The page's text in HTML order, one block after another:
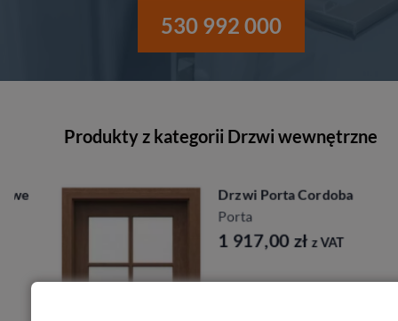
530 992 000
Produkty z kategorii Drzwi wewnętrzne
Drzwi Porta Cordoba
1 917,00zł z VAT